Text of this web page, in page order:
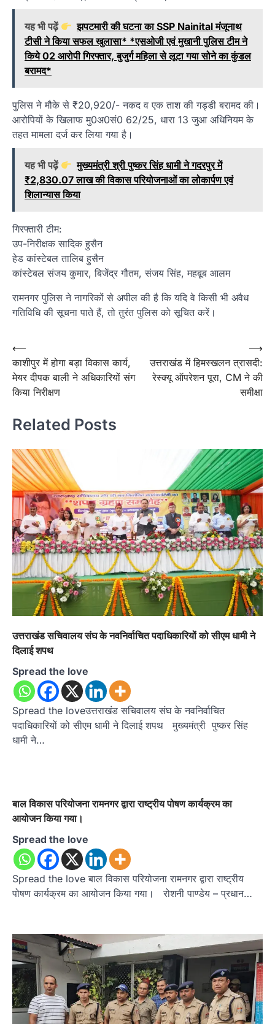
यह भी पढ़ें
झपटमारी की घटना का SSP Nainital मंजूनाथ
टीसी ने किया सफल खुलासा* *एसओजी एवं मुखानी पुलिस टीम ने
किये 02 आरोपी गिरफ्तार, बुजुर्ग महिला से लूटा गया सोने का कुंडल
बरामद*
पुलिस ने मौके से ₹20,920/- नकद व एक ताश की गड्डी बरामद की।
आरोपियों के खिलाफ मु0अ0सं0 62/25, धारा 13 जुआ अधिनियम के
तहत मामला दर्ज कर लिया गया है।
यह भी पढ़ें
मुख्यमंत्री श्री पुष्कर सिंह धामी ने गदरपुर में
₹2,830.07 लाख की विकास परियोजनाओं का लोकार्पण एवं
शिलान्यास किया
गिरफ्तारी टीम:
उप-निरीक्षक सादिक हुसैन
हेड कांस्टेबल तालिब हुसैन
कांस्टेबल संजय कुमार, बिजेंद्र गौतम, संजय सिंह, महबूब आलम
रामनगर पुलिस ने नागरिकों से अपील की है कि यदि वे किसी भी अवैध
गतिविधि की सूचना पाते हैं, तो तुरंत पुलिस को सूचित करें।
Post
navigation
⟵
काशीपुर में होगा बड़ा विकास कार्य,
मेयर दीपक बाली ने अधिकारियों संग
किया निरीक्षण
उत्तराखंड में हिमस्खलन त्रासदी:
रेस्क्यू ऑपरेशन पूरा, CM ने की
समीक्षा
⟶
Related Posts
उत्तराखंड सचिवालय संघ के नवनिर्वाचित पदाधिकारियों को सीएम धामी ने
दिलाई शपथ
Spread the love
Spread the loveउत्तराखंड सचिवालय संघ के नवनिर्वाचित
पदाधिकारियों को सीएम धामी ने दिलाई शपथ मुख्यमंत्री पुष्कर सिंह
धामी ने…
बाल विकास परियोजना रामनगर द्वारा राष्ट्रीय पोषण कार्यक्रम का
आयोजन किया गया।
Spread the love
Spread the love बाल विकास परियोजना रामनगर द्वारा राष्ट्रीय
पोषण कार्यक्रम का आयोजन किया गया। रोशनी पाण्डेय – प्रधान…